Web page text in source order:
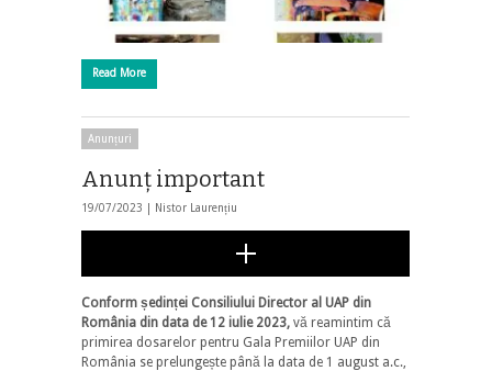
Read More
Anunțuri
Anunţ important
19/07/2023 | Nistor Laurențiu
Conform ședinței Consiliului Director al UAP din
România din data de 12 iulie 2023, vă reamintim că
primirea dosarelor pentru Gala Premiilor UAP din
România se prelungește până la data de 1 august a.c.,